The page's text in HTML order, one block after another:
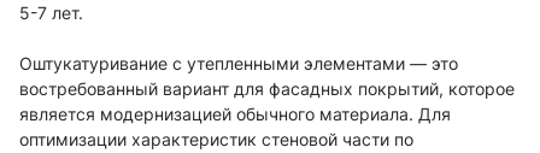
5-7 лет.
Оштукатуривание с утепленными элементами — это
востребованный вариант для фасадных покрытий, которое
является модернизацией обычного материала. Для
оптимизации характеристик стеновой части по